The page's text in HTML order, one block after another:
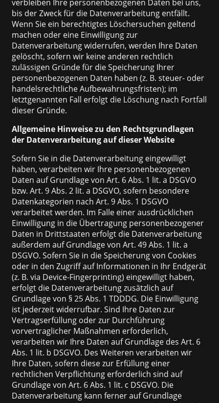
verbleiben Ihre personenbezogenen Daten bei uns,
bis der Zweck für die Datenverarbeitung entfällt.
Wenn Sie ein berechtigtes Löschersuchen geltend
machen oder eine Einwilligung zur
Datenverarbeitung widerrufen, werden Ihre Daten
gelöscht, sofern wir keine anderen rechtlich
zulässigen Gründe für die Speicherung Ihrer
personenbezogenen Daten haben (z. B. steuer- oder
handelsrechtliche Aufbewahrungsfristen); im
letztgenannten Fall erfolgt die Löschung nach Fortfall
dieser Gründe.
Allgemeine Hinweise zu den Rechtsgrundlagen
der Datenverarbeitung auf dieser Website
Sofern Sie in die Datenverarbeitung eingewilligt
haben, verarbeiten wir Ihre personenbezogenen
Daten auf Grundlage von Art. 6 Abs. 1 lit. a DSGVO
bzw. Art. 9 Abs. 2 lit. a DSGVO, sofern besondere
Datenkategorien nach Art. 9 Abs. 1 DSGVO
verarbeitet werden. Im Falle einer ausdrücklichen
Einwilligung in die Übertragung personenbezogener
Daten in Drittstaaten erfolgt die Datenverarbeitung
außerdem auf Grundlage von Art. 49 Abs. 1 lit. a
DSGVO. Sofern Sie in die Speicherung von Cookies
oder in den Zugriff auf Informationen in Ihr Endgerät
(z. B. via Device-Fingerprinting) eingewilligt haben,
erfolgt die Datenverarbeitung zusätzlich auf
Grundlage von § 25 Abs. 1 TDDDG. Die Einwilligung
ist jederzeit widerrufbar. Sind Ihre Daten zur
Vertragserfüllung oder zur Durchführung
vorvertraglicher Maßnahmen erforderlich,
verarbeiten wir Ihre Daten auf Grundlage des Art. 6
Abs. 1 lit. b DSGVO. Des Weiteren verarbeiten wir
Ihre Daten, sofern diese zur Erfüllung einer
rechtlichen Verpflichtung erforderlich sind auf
Grundlage von Art. 6 Abs. 1 lit. c DSGVO. Die
Datenverarbeitung kann ferner auf Grundlage